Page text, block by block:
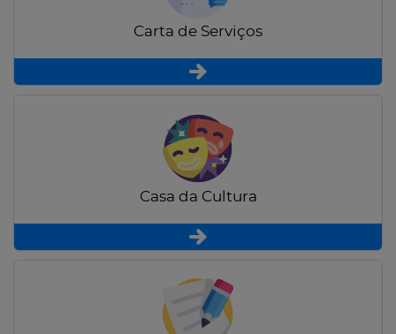
Carta de Serviços
Casa da Cultura